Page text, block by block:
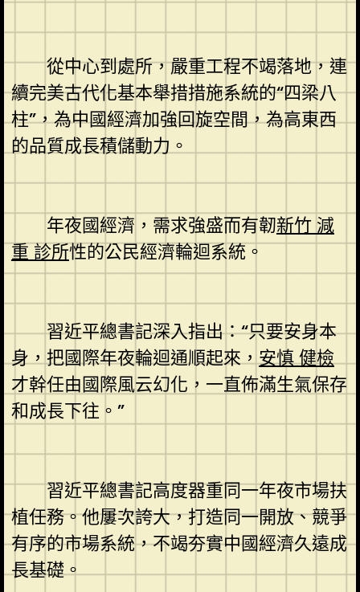
從中心到處所，嚴重工程不竭落地，連
續完美古代化基本舉措措施系統的“四梁八
柱”，為中國經濟加強回旋空間，為高東西
的品質成長積儲動力。
年夜國經濟，需求強盛而有韌新竹 減
重 診所性的公民經濟輪迴系統。
習近平總書記深入指出：“只要安身本
身，把國際年夜輪迴通順起來，安慎 健檢
才幹任由國際風云幻化，一直佈滿生氣保存
和成長下往。”
習近平總書記高度器重同一年夜市場扶
植任務。他屢次誇大，打造同一開放、競爭
有序的市場系統，不竭夯實中國經濟久遠成
長基礎。